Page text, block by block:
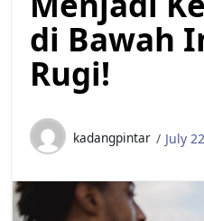
di Bawah
Rugi!
kadangpintar July